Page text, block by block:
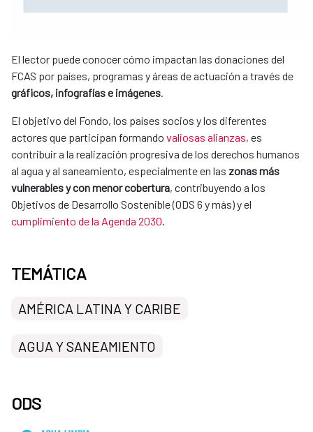
El lector puede conocer cómo impactan las donaciones del
FCAS por países, programas y áreas de actuación a través de
gráficos, infografías e imágenes.
El objetivo del Fondo, los países socios y los diferentes
actores que participan formando valiosas alianzas, es
contribuir a la realización progresiva de los derechos humanos
al agua y al saneamiento, especialmente en las zonas más
vulnerables y con menor cobertura, contribuyendo a los
Objetivos de Desarrollo Sostenible (ODS 6 y más) y el
cumplimiento de la Agenda 2030.
TEMÁTICA
AMÉRICA LATINA Y CARIBE
AGUA Y SANEAMIENTO
ODS